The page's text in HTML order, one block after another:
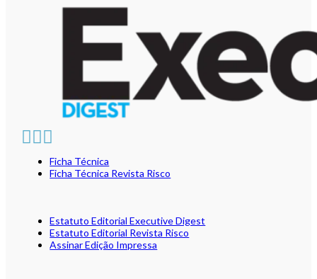
Ficha Técnica
Ficha Técnica Revista Risco
Estatuto Editorial Executive Digest
Estatuto Editorial Revista Risco
Assinar Edição Impressa